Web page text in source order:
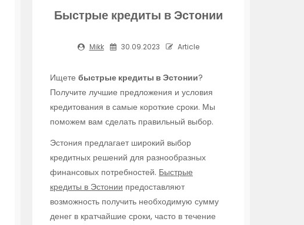
Быстрые кредиты в Эстонии
Mikk 30.09.2023 Article
Ищете быстрые кредиты в Эстонии?
Получите лучшие предложения и условия
кредитования в самые короткие сроки. Мы
поможем вам сделать правильный выбор.
Эстония предлагает широкий выбор
кредитных решений для разнообразных
финансовых потребностей. Быстрые
кредиты в Эстонии предоставляют
возможность получить необходимую сумму
денег в кратчайшие сроки, часто в течение